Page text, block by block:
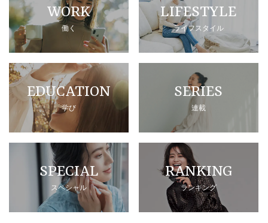
WORK
働く
LIFESTYLE
ライフスタイル
EDUCATION
学び
SERIES
連載
SPECIAL
スペシャル
RANKING
ランキング